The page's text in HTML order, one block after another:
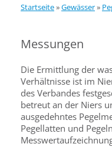
Startseite»Gewässer»
Messungen
Die Ermittlung der
Verhältnisse ist im
des Verbandes
betreut an der Niers
ausgedehntes
Pegellatten und